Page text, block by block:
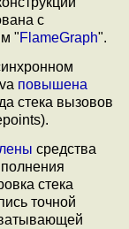
с
"FlameGraph".
повышена
стека вызовов
средства
стека
точной